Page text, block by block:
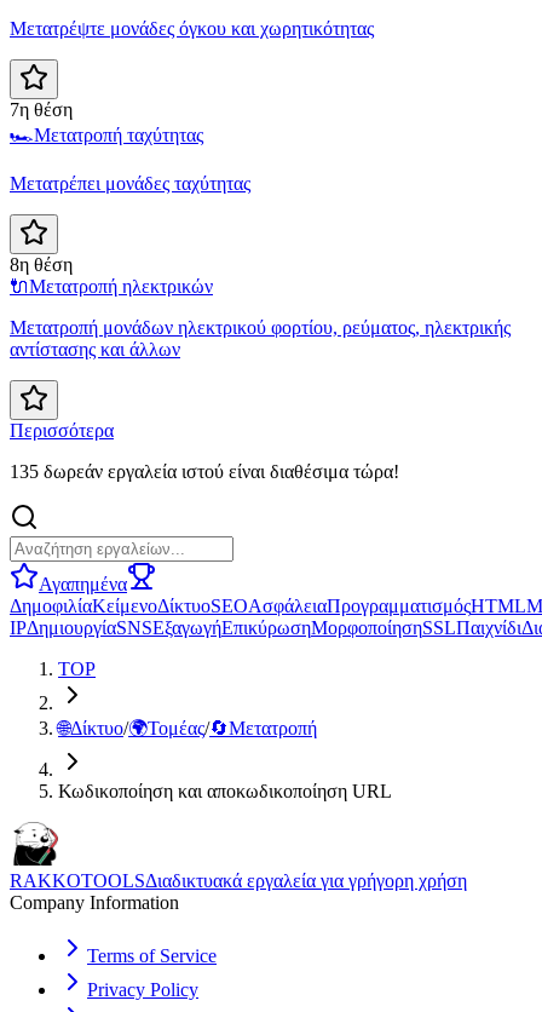
Μετατρέψτε μονάδες όγκου και χωρητικότητας
7η θέση
🏎️Μετατροπή ταχύτητας
Μετατρέπει μονάδες ταχύτητας
8η θέση
🔌Μετατροπή ηλεκτρικών
Μετατροπή μονάδων ηλεκτρικού φορτίου, ρεύματος, ηλεκτρικής
αντίστασης και άλλων
Περισσότερα
135 δωρεάν εργαλεία ιστού είναι διαθέσιμα τώρα!
Αγαπημένα
ΔημοφιλίαΚείμενοΔίκτυοSEOΑσφάλειαΠρογραμματισμόςHTML
IPΔημιουργίαSNSΕξαγωγήΕπικύρωσηΜορφοποίησηSSLΠαιχνίδι
TOP
🌐Δίκτυο/🌍Τομέας/🔄Μετατροπή
Κωδικοποίηση και αποκωδικοποίηση URL
RAKKOTOOLSΔιαδικτυακά εργαλεία για γρήγορη χρήση
Company Information
Terms of Service
Privacy Policy